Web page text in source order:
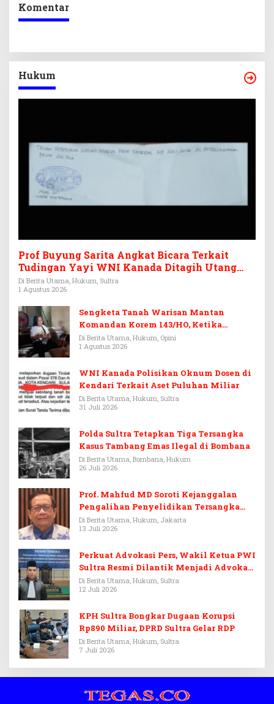
Komentar
Hukum
Prof Buyung Sarita Angkat Bicara Terkait
Tudingan Yayi WNI Kanada Ditagih Utang
Rp3,6 Miliar
Di Berita Utama, Hukum, Sultra
1 Agustus 2026
Sengketa Tanah Warisan Mantan
Komandan Korem 143/HO, Ketika
Warisan Menjadi Arena Pemerasan
Di Berita Utama, Hukum, Opini
1 Agustus 2026
WNI Kanada Polisikan Oknum Dosen di
Kendari Terkait Aset Puluhan Miliar
Di Berita Utama, Hukum, Sultra
31 Juli 2026
Polda Sultra Tetapkan Tiga Tersangka
Kasus Tambang Emas Ilegal di Bombana
Di Berita Utama, Bombana, Hukum
26 Juli 2026
Prof. Mahfud MD Soroti Kejanggalan
Pengalihan Penyelidikan Tersangka
Febrie Adriansyah
Di Berita Utama, Hukum, Jakarta
13 Juli 2026
Perkuat Advokasi Pers, Wakil Ketua PWI
Sultra Resmi Dilantik Menjadi Advokat
PERADI
Di Berita Utama, Hukum, Sultra
12 Juli 2026
KPH Sultra Bongkar Dugaan Korupsi
Rp890 Miliar, DPRD Sultra Gelar RDP
Di Berita Utama, Hukum, Sultra
7 Juli 2026